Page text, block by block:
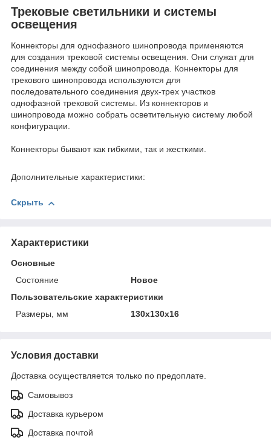
Трековые светильники и системы
освещения
Коннекторы для однофазного шинопровода применяются
для создания трековой системы освещения. Они служат для
соединения между собой шинопровода. Коннекторы для
трекового шинопровода используются для
последовательного соединения двух-трех участков
однофазной трековой системы. Из коннекторов и
шинопровода можно собрать осветительную систему любой
конфигурации.
Коннекторы бывают как гибкими, так и жесткими.
Дополнительные характеристики:
Скрыть
Характеристики
Основные
Состояние
Новое
Пользовательские характеристики
Размеры, мм
130x130x16
Условия доставки
Доставка осуществляется только по предоплате.
Самовывоз
Доставка курьером
Доставка почтой